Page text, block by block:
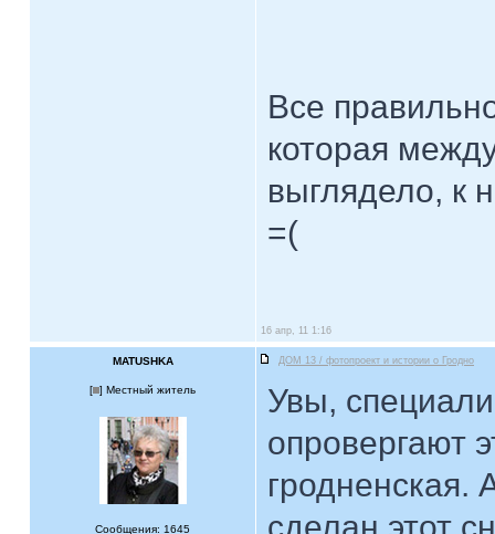
Все
которая
выглядело, к
=(
16 апр, 11 1:16
MATUSHKA ДОМ 13 / фотопроект и истории о Гродно
[ ] Местный житель
Сообщения: 1645
Увы,
опровергают
гродненская.